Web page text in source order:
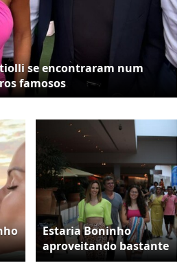
se encontraram num
famosos
Estaria Boninho
aproveitando bastante
os momentos de lazer